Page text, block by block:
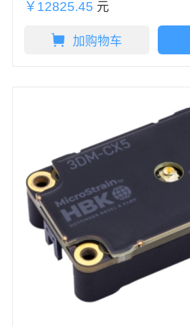
￥12825.45 元
加购物车